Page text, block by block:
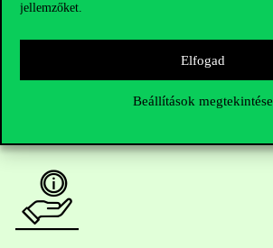
jellemzőket.
Elfogad
Beállítások megtekintése
HUB jelenlegi hallgatóinknak
press@uni-corvinus.hu